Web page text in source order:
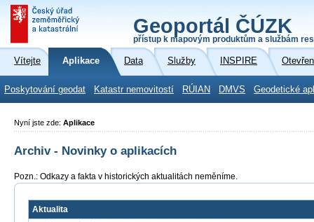
Geoportál ČÚZK
přístup k mapovým produktům a službám
Vítejte Aplikace Data Služby INSPIRE
Poskytování geodat Katastr nemovitostí RÚIAN DMVS Geodetické
Nyní jste zde: Aplikace
Archiv - Novinky o aplikacích
Pozn.: Odkazy a fakta v historických aktualitách neměníme.
Aktualita